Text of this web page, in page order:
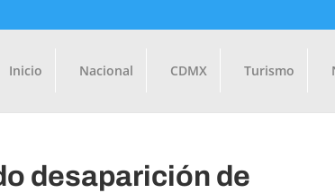
Inicio Nacional CDMX Turismo
desaparición de